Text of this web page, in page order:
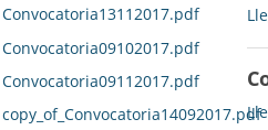
Convocatoria13112017.pdf
Convocatoria09102017.pdf
Convocatoria09112017.pdf
copy_of_Convocatoria14092017.pdf